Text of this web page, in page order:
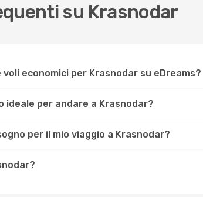
su Krasnodar
economici per Krasnodar su eDreams?
ideale per andare a Krasnodar?
per il mio viaggio a Krasnodar?